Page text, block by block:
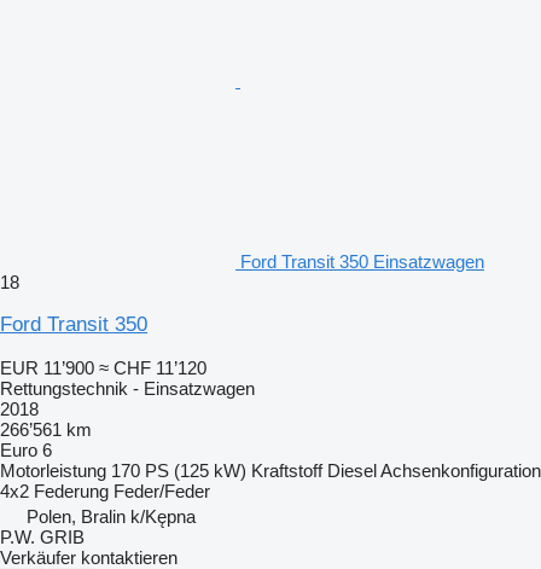
Ford Transit 350 Einsatzwagen
18
Ford Transit 350
EUR 11’900 ≈ CHF 11’120
Rettungstechnik - Einsatzwagen
2018
266’561 km
Euro 6
Motorleistung 170 PS (125 kW) Kraftstoff DieselAchsenkonfiguration
4x2 Federung Feder/Feder
Polen, Bralin k/Kępna
P.W. GRIB
Verkäufer kontaktieren